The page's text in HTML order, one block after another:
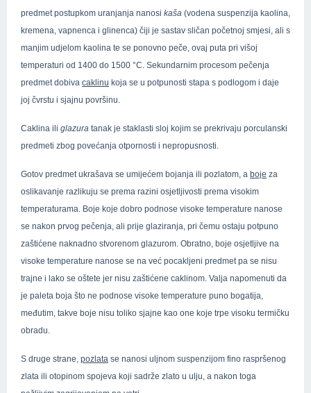
predmet postupkom uranjanja nanosi kaša (vodena suspenzija kaolina,
kremena, vapnenca i glinenca) čiji je sastav sličan početnoj smjesi, ali s
manjim udjelom kaolina te se ponovno peče, ovaj puta pri višoj
temperaturi od 1400 do 1500 °C. Sekundarnim procesom pečenja
predmet dobiva caklinu koja se u potpunosti stapa s podlogom i daje
joj čvrstu i sjajnu površinu.
Caklina ili glazura tanak je staklasti sloj kojim se prekrivaju porculanski
predmeti zbog povećanja otpornosti i nepropusnosti.
Gotov predmet ukrašava se umijećem bojanja ili pozlatom, a boje za
oslikavanje razlikuju se prema razini osjetljivosti prema visokim
temperaturama. Boje koje dobro podnose visoke temperature nanose
se nakon prvog pečenja, ali prije glaziranja, pri čemu ostaju potpuno
zaštićene naknadno stvorenom glazurom. Obratno, boje osjetljive na
visoke temperature nanose se na već pocakljeni predmet pa se nisu
trajne i lako se oštete jer nisu zaštićene caklinom. Valja napomenuti da
je paleta boja što ne podnose visoke temperature puno bogatija,
međutim, takve boje nisu toliko sjajne kao one koje trpe visoku termičku
obradu.
S druge strane, pozlata se nanosi uljnom suspenzijom fino raspršenog
zlata ili otopinom spojeva koji sadrže zlato u ulju, a nakon toga